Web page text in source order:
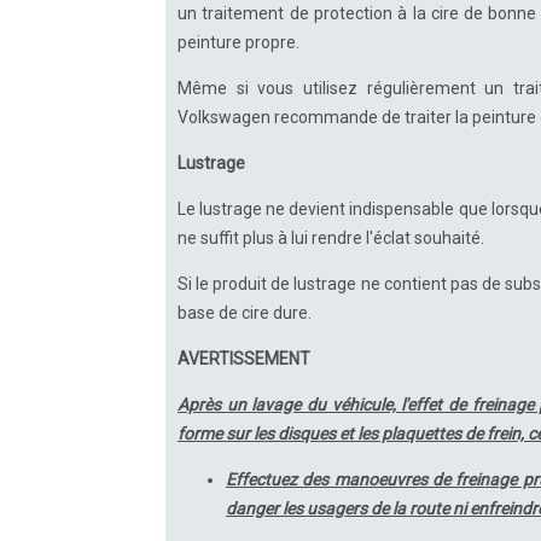
un traitement de protection à la cire de
peinture propre.
Même si vous utilisez régulièrement un
Volkswagen recommande de traiter la
Lustrage
Le lustrage ne devient indispensable que
ne suffit plus à lui rendre l'éclat souhaité.
Si le produit de lustrage ne contient pas de
base de cire dure.
AVERTISSEMENT
Après un lavage du véhicule, l'effet de
forme sur les disques et les plaquettes de frein,
Effectuez des manoeuvres de freinage
danger les usagers de la route ni